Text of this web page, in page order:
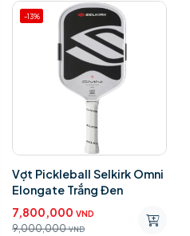
-13%
Vợt Pickleball Selkirk Omni
Elongate Trắng Đen
7,800,000 VND
9,000,000 VND